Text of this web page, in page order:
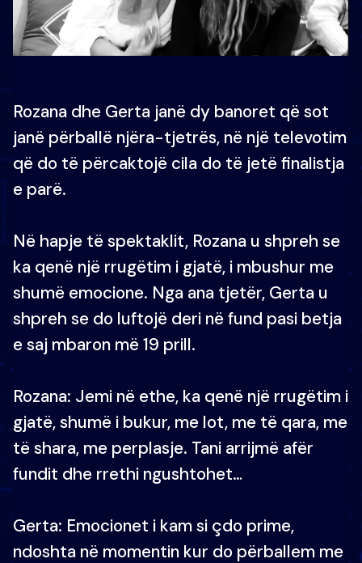
Rozana dhe Gerta janë dy banoret që sot
janë përballë njëra-tjetrës, në një televotim
që do të përcaktojë cila do të jetë finalistja
e parë.
Në hapje të spektaklit, Rozana u shpreh se
ka qenë një rrugëtim i gjatë, i mbushur me
shumë emocione. Nga ana tjetër, Gerta u
shpreh se do luftojë deri në fund pasi betja
e saj mbaron më 19 prill.
Rozana: Jemi në ethe, ka qenë një rrugëtim i
gjatë, shumë i bukur, me lot, me të qara, me
të shara, me perplasje. Tani arrijmë afër
fundit dhe rrethi ngushtohet…
Gerta: Emocionet i kam si çdo prime,
ndoshta në momentin kur do përballem me